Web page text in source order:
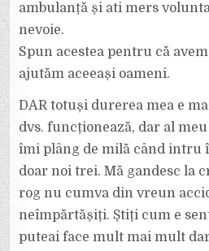
ambulanță și ati mers
nevoie.
Spun acestea pentru că
ajutăm aceeași oameni.
DAR totuși durerea mea e
dvs. funcționează, dar al
îmi plâng de milă când intru
doar noi trei. Mă gandesc la
rog nu cumva din vreun
neîmpărtășiți. Știți cum e
puteai face mult mai mult